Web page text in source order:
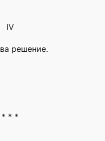
IV
решение.
* * *